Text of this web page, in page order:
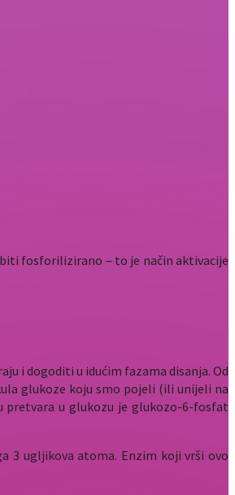
fosforilizirano – to je način aktivacije
i dogoditi u idućim fazama disanja. Od
glukoze koju smo pojeli (ili unijeli na
pretvara u glukozu je glukozo-6-fosfat
3 ugljikova atoma. Enzim koji vrši ovo